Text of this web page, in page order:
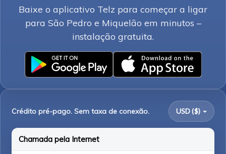
Baixe o aplicativo Telz para começar a ligar
para São Pedro e Miquelão em minutos –
instalação gratuita.
Crédito pré-pago. Sem taxa de conexão. USD ($)
Chamada pela Internet